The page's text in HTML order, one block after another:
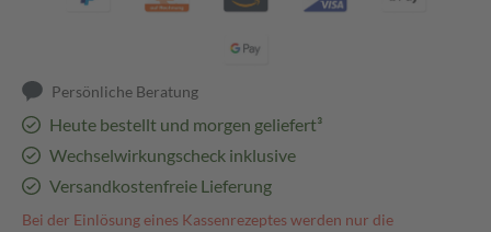
Persönliche Beratung
Heute bestellt und morgen geliefert³
Wechselwirkungscheck inklusive
Versandkostenfreie Lieferung
Bei der Einlösung eines Kassenrezeptes werden nur die